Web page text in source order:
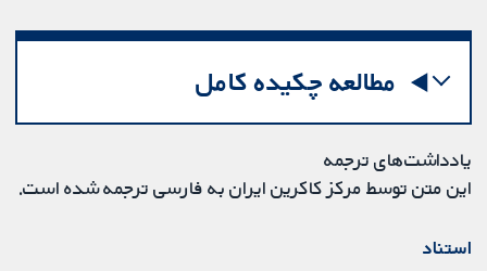
مطالعه چکیده کامل
یادداشت‌های ترجمه
این متن توسط مرکز کاکرین ایران به فارسی ترجمه شده است.
استناد